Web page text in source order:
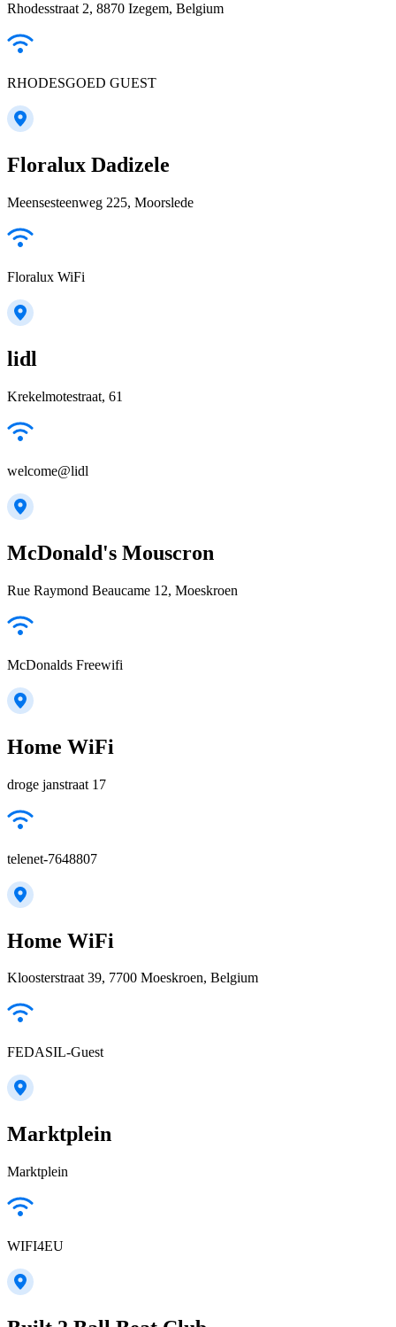
Rhodesstraat 2, 8870 Izegem, Belgium
RHODESGOED GUEST
Floralux Dadizele
Meensesteenweg 225, Moorslede
Floralux WiFi
lidl
Krekelmotestraat, 61
welcome@lidl
McDonald's Mouscron
Rue Raymond Beaucame 12, Moeskroen
McDonalds Freewifi
Home WiFi
droge janstraat 17
telenet-7648807
Home WiFi
Kloosterstraat 39, 7700 Moeskroen, Belgium
FEDASIL-Guest
Marktplein
Marktplein
WIFI4EU